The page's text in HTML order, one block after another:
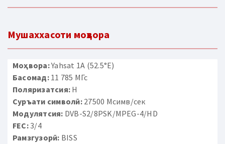
Мушаххасоти моҳвора
Моҳвора:Yahsat 1A (52.5°E)
Басомад:11 785 МГс
Поляризатсия: H
Суръати символӣ:27500 Мсимв/сек
Модулятсия: DVB-S2/8PSK/MPEG-4/HD
FEC:3/4
Рамзгузорӣ: BISS